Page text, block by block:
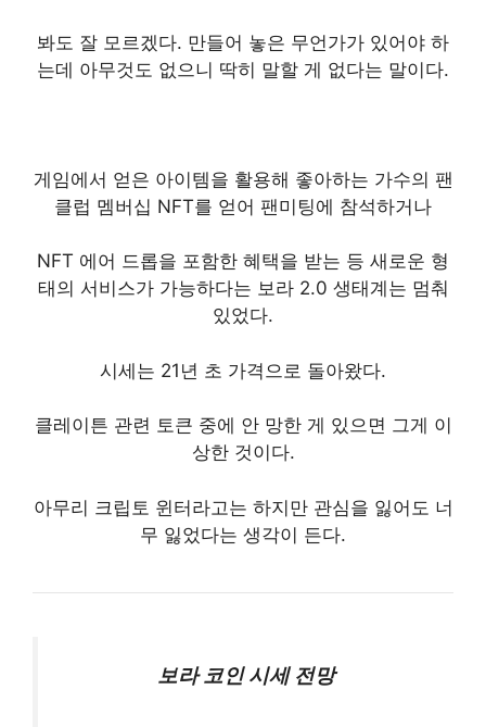
봐도 잘 모르겠다. 만들어 놓은 무언가가 있어야 하
는데 아무것도 없으니 딱히 말할 게 없다는 말이다.
게임에서 얻은 아이템을 활용해 좋아하는 가수의 팬
클럽 멤버십 NFT를 얻어 팬미팅에 참석하거나
NFT 에어 드롭을 포함한 혜택을 받는 등 새로운 형
태의 서비스가 가능하다는 보라 2.0 생태계는 멈춰
있었다.
시세는 21년 초 가격으로 돌아왔다.
클레이튼 관련 토큰 중에 안 망한 게 있으면 그게 이
상한 것이다.
아무리 크립토 윈터라고는 하지만 관심을 잃어도 너
무 잃었다는 생각이 든다.
보라 코인 시세 전망